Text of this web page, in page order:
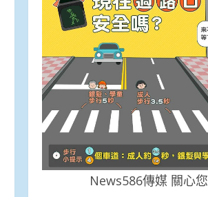
News586傳媒 關心您